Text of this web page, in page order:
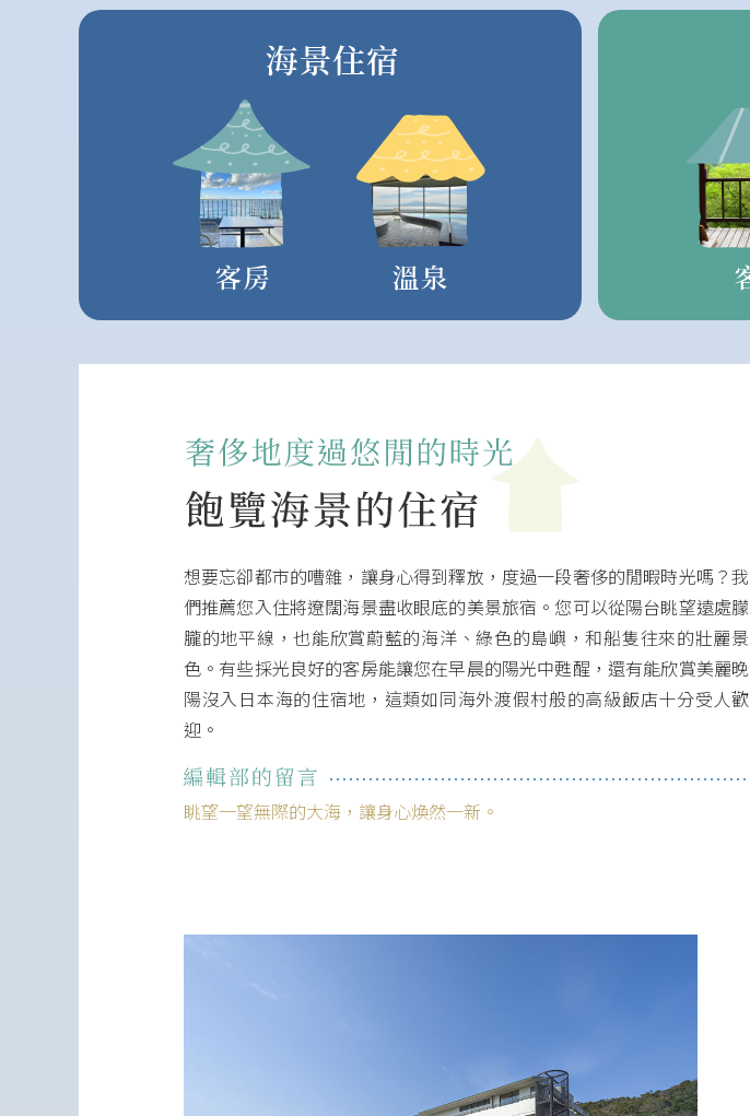
想要忘卻都市的嘈雜，讓身心得到釋放，度過一段奢侈的閒暇時光嗎？我
們推薦您入住將遼闊海景盡收眼底的美景旅宿。您可以從陽台眺望遠處朦
朧的地平線，也能欣賞蔚藍的海洋、綠色的島嶼，和船隻往來的壯麗景
色。有些採光良好的客房能讓您在早晨的陽光中甦醒，還有能欣賞美麗晚
陽沒入日本海的住宿地，這類如同海外渡假村般的高級飯店十分受人歡
迎。
眺望一望無際的大海，讓身心煥然一新。